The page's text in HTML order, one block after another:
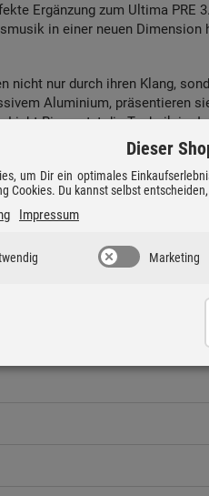
Ergänzung zum Ultima PRE
in einer neuen Dimension
nicht nur durch ihren Klang,
Aluminium, präsentieren
Ring setzt die Technik im
steckt und weckt die
für die Symbiose aus
Produkt ist ein
Dieser
um Dir ein optimales
Cookies. Du kannst selbst
Impressum
Marketing